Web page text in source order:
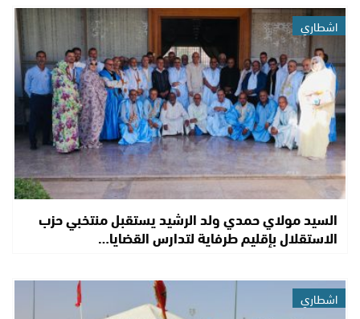
اشطاري
السيد مولاي حمدي ولد الرشيد يستقبل منتخبي حزب
الاستقلال بإقليم طرفاية لتدارس القضايا…
اشطاري